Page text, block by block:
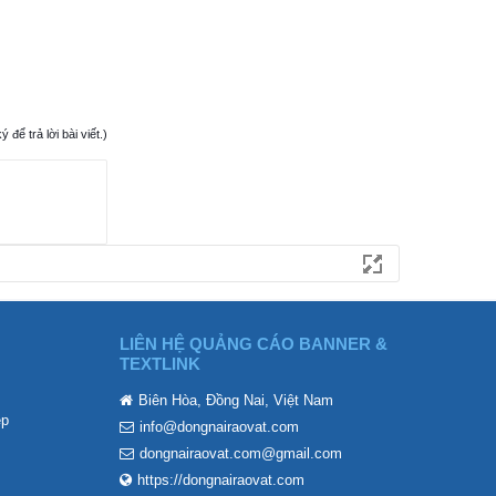
để trả lời bài viết.)
LIÊN HỆ QUẢNG CÁO BANNER &
TEXTLINK
Biên Hòa, Đồng Nai, Việt Nam
info@dongnairaovat.com
dongnairaovat.com@gmail.com
https://dongnairaovat.com